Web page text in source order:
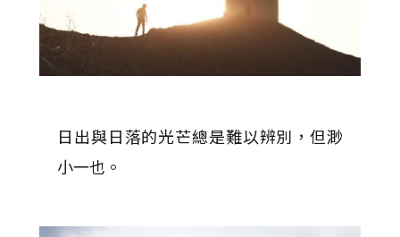
日出與日落的光芒總是難以辨別，但渺
小一也。